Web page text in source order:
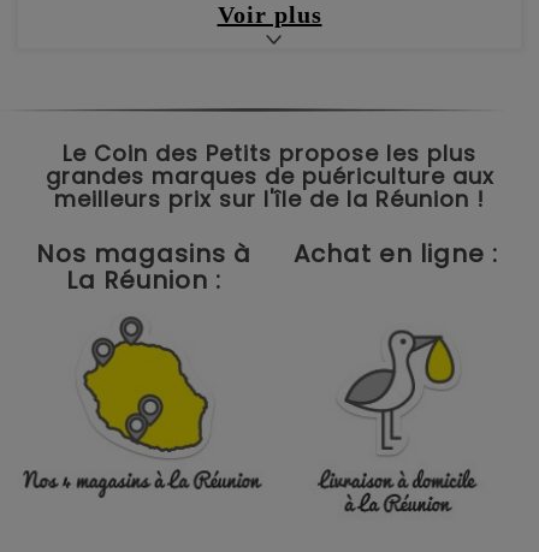
Voir plus
Le Coin des Petits propose les plus
grandes marques de puériculture aux
meilleurs prix sur l'île de la Réunion !
Nos magasins à
La Réunion :
Achat en ligne :